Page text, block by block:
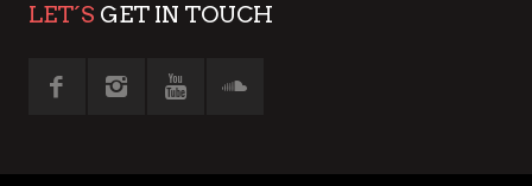
LET´S GET IN TOUCH